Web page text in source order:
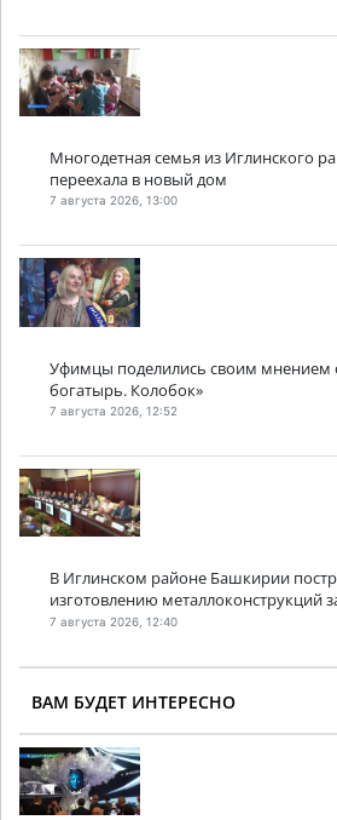
Многодетная семья из Иглинского
переехала в новый дом
7 августа 2026, 13:00
Уфимцы поделились своим мнением
богатырь. Колобок»
7 августа 2026, 12:52
В Иглинском районе Башкирии
изготовлению металлоконструкций
7 августа 2026, 12:40
ВАМ БУДЕТ ИНТЕРЕСНО